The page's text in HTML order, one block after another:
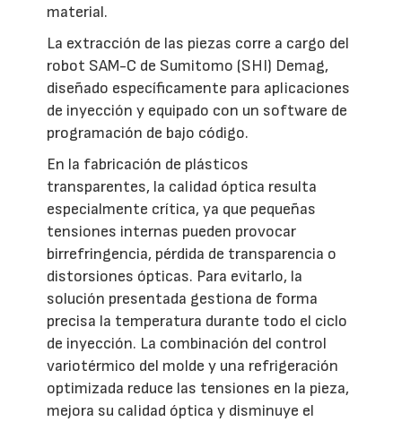
material.
La extracción de las piezas corre a cargo del
robot SAM-C de Sumitomo (SHI) Demag,
diseñado específicamente para aplicaciones
de inyección y equipado con un software de
programación de bajo código.
En la fabricación de plásticos
transparentes, la calidad óptica resulta
especialmente crítica, ya que pequeñas
tensiones internas pueden provocar
birrefringencia, pérdida de transparencia o
distorsiones ópticas. Para evitarlo, la
solución presentada gestiona de forma
precisa la temperatura durante todo el ciclo
de inyección. La combinación del control
variotérmico del molde y una refrigeración
optimizada reduce las tensiones en la pieza,
mejora su calidad óptica y disminuye el